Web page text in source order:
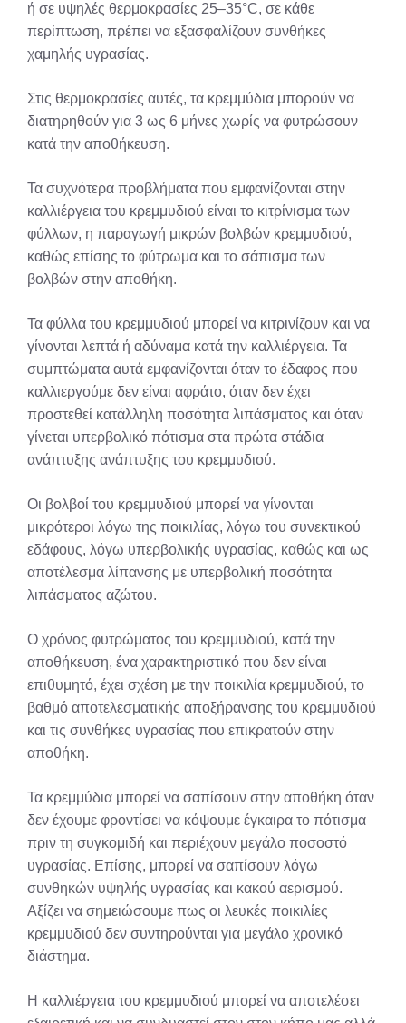
ή σε υψηλές θερμοκρασίες 25–35°C, σε κάθε
περίπτωση, πρέπει να εξασφαλίζουν συνθήκες
χαμηλής υγρασίας.
Στις θερμοκρασίες αυτές, τα κρεμμύδια μπορούν να
διατηρηθούν για 3 ως 6 μήνες χωρίς να φυτρώσουν
κατά την αποθήκευση.
Τα συχνότερα προβλήματα που εμφανίζονται στην
καλλιέργεια του κρεμμυδιού είναι το κιτρίνισμα των
φύλλων, η παραγωγή μικρών βολβών κρεμμυδιού,
καθώς επίσης το φύτρωμα και το σάπισμα των
βολβών στην αποθήκη.
Τα φύλλα του κρεμμυδιού μπορεί να κιτρινίζουν και να
γίνονται λεπτά ή αδύναμα κατά την καλλιέργεια. Τα
συμπτώματα αυτά εμφανίζονται όταν το έδαφος που
καλλιεργούμε δεν είναι αφράτο, όταν δεν έχει
προστεθεί κατάλληλη ποσότητα λιπάσματος και όταν
γίνεται υπερβολικό πότισμα στα πρώτα στάδια
ανάπτυξης ανάπτυξης του κρεμμυδιού.
Οι βολβοί του κρεμμυδιού μπορεί να γίνονται
μικρότεροι λόγω της ποικιλίας, λόγω του συνεκτικού
εδάφους, λόγω υπερβολικής υγρασίας, καθώς και ως
αποτέλεσμα λίπανσης με υπερβολική ποσότητα
λιπάσματος αζώτου.
Ο χρόνος φυτρώματος του κρεμμυδιού, κατά την
αποθήκευση, ένα χαρακτηριστικό που δεν είναι
επιθυμητό, έχει σχέση με την ποικιλία κρεμμυδιού, το
βαθμό αποτελεσματικής αποξήρανσης του κρεμμυδιού
και τις συνθήκες υγρασίας που επικρατούν στην
αποθήκη.
Τα κρεμμύδια μπορεί να σαπίσουν στην αποθήκη όταν
δεν έχουμε φροντίσει να κόψουμε έγκαιρα το πότισμα
πριν τη συγκομιδή και περιέχουν μεγάλο ποσοστό
υγρασίας. Επίσης, μπορεί να σαπίσουν λόγω
συνθηκών υψηλής υγρασίας και κακού αερισμού.
Αξίζει να σημειώσουμε πως οι λευκές ποικιλίες
κρεμμυδιού δεν συντηρούνται για μεγάλο χρονικό
διάστημα.
Η καλλιέργεια του κρεμμυδιού μπορεί να αποτελέσει